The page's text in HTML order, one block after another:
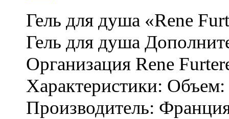
Гель для душа «Rene
Гель для душа
Организация Rene
Характеристики:
Производитель: